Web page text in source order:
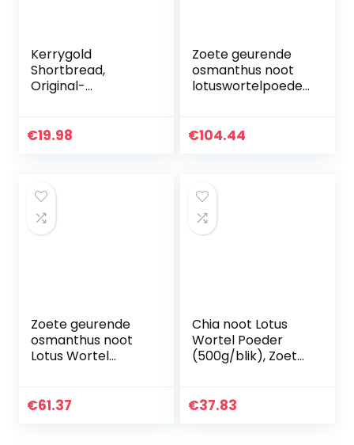
Kerrygold
Shortbread,
Original-
1x150g,Cacaoglas-
€19.98
Zoete geurende
osmanthus noot
lotuswortelpoeder,
gezonde en
€104.44
Zoete geurende
osmanthus noot
Lotus Wortel
voedzame Ontbijt
€61.37
Chia noot Lotus
Wortel Poeder
(500g/blik), Zoete
Wortelpoeder
€37.83